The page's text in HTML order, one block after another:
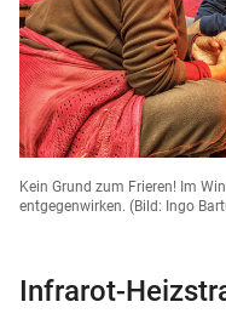
Kein Grund zum Frieren! Im
entgegenwirken. (Bild: Ingo
Infrarot-